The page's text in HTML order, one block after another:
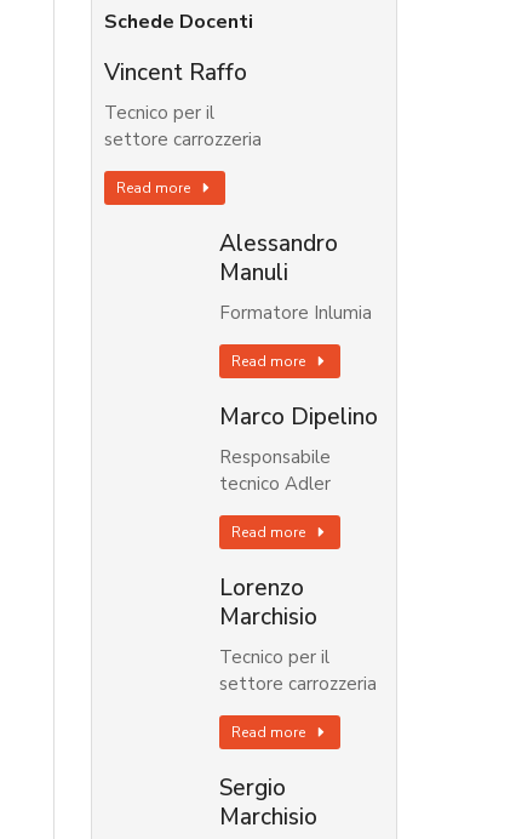
Schede Docenti
Vincent Raffo
Tecnico per il
settore carrozzeria
Read more
Alessandro
Manuli
Formatore Inlumia
Read more
Marco Dipelino
Responsabile
tecnico Adler
Read more
Lorenzo
Marchisio
Tecnico per il
settore carrozzeria
Read more
Sergio
Marchisio